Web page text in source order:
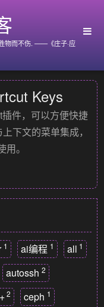
物而不伤. ——《庄子·应
Keys
插件，可以方便快捷
下文的菜单集成，
。
1 ai编程 1 all 1
autossh 2
2 ceph 1